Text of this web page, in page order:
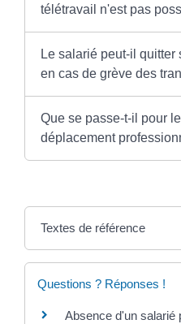
télétravail n'est pas
Le salarié peut-il quitter
en cas de grève des
Que se passe-t-il pour
déplacement
Textes de référence
Questions ? Réponses !
Absence d'un salarié